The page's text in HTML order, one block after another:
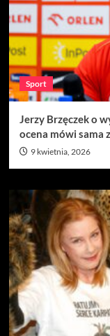
Sport
Jerzy Brzęczek o
ocena mówi sama
9 kwietnia, 2026